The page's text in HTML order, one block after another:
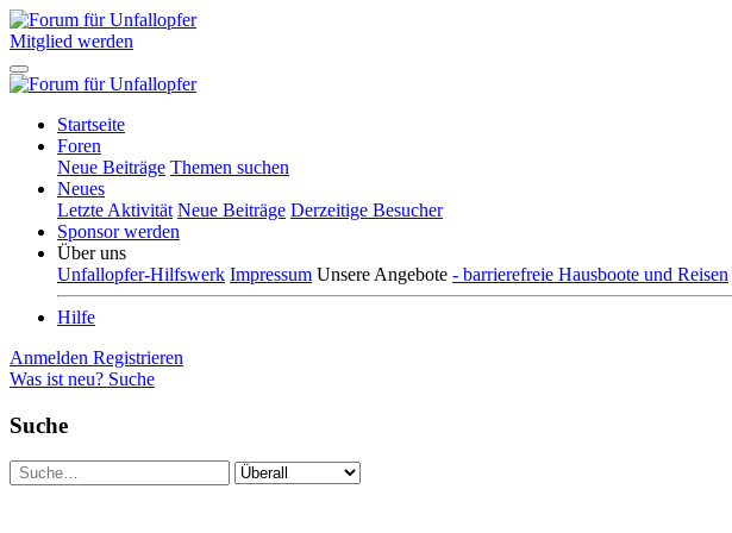
Mitglied werden
Startseite
Foren
Neue Beiträge Themen suchen
Neues
Letzte Aktivität Neue Beiträge Derzeitige Besucher
Sponsor werden
Über uns
Unfallopfer-Hilfswerk Impressum Unsere Angebote - barrierefreie Hausboote und Reisen
Hilfe
Anmelden Registrieren
Was ist neu? Suche
Suche